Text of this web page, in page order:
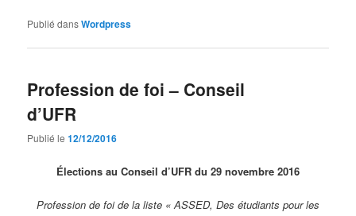
Publié dansWordpress
Profession de foi – Conseil
d’UFR
Publié le12/12/2016
Élections au Conseil d’UFR du 29 novembre 2016
Profession de foi de la liste « ASSED, Des étudiants pour les